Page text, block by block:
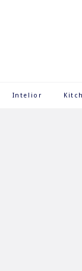
Intelior